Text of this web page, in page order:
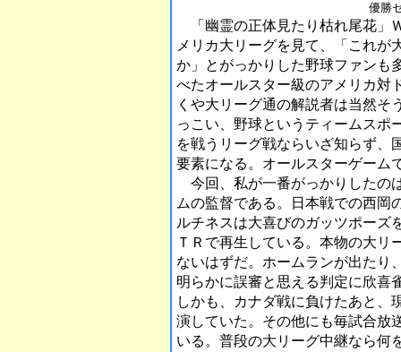
優勝
「幽霊の正体見たり枯れ尾花」
メリカ大リーグを見て、「これが
か」とがっかりした野球ファンも
べたオールスター級のアメリカ対
くや大リーグ通の解説者は当然そ
っこい、野球というティームスポ
を戦うリーグ戦ならいざ知らず、
要素になる。オールスターゲーム
今回、私が一番がっかりしたの
ムの監督である。日本戦での西岡
ルチネスは大喜びのガッツポーズ
ＴＲで再生している。本物の大リ
ないはずだ。ホームランが出たり
明らかに誤審と思える判定に欣喜
しかも、カナダ戦に負けたあと、
演していた。その他にも毎試合放
いる。普段の大リーグ中継なら何